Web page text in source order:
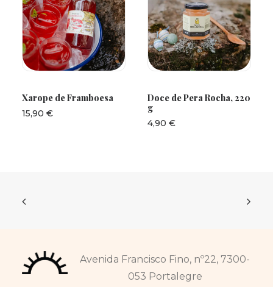
Xarope de Framboesa
15,90 €
Doce de Pera Rocha, 220
g
4,90 €
Avenida Francisco Fino, nº22, 7300-
053 Portalegre